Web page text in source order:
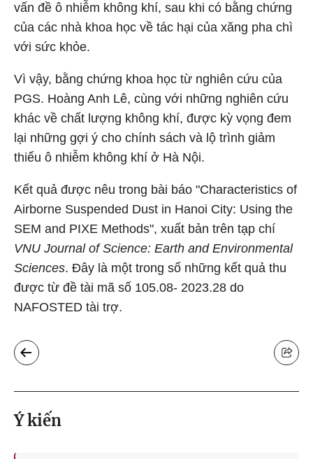
vấn đề ô nhiễm không khí, sau khi có bằng chứng
của các nhà khoa học về tác hại của xăng pha chì
với sức khỏe.
Vì vậy, bằng chứng khoa học từ nghiên cứu của
PGS. Hoàng Anh Lê, cùng với những nghiên cứu
khác về chất lượng không khí, được kỳ vọng đem
lại những gợi ý cho chính sách và lộ trình giảm
thiểu ô nhiễm không khí ở Hà Nội.
Kết quả được nêu trong bài báo "Characteristics of
Airborne Suspended Dust in Hanoi City: Using the
SEM and PIXE Methods", xuất bản trên tạp chí
VNU Journal of Science: Earth and Environmental
Sciences. Đây là một trong số những kết quả thu
được từ đề tài mã số 105.08- 2023.28 do
NAFOSTED tài trợ.
Ý kiến